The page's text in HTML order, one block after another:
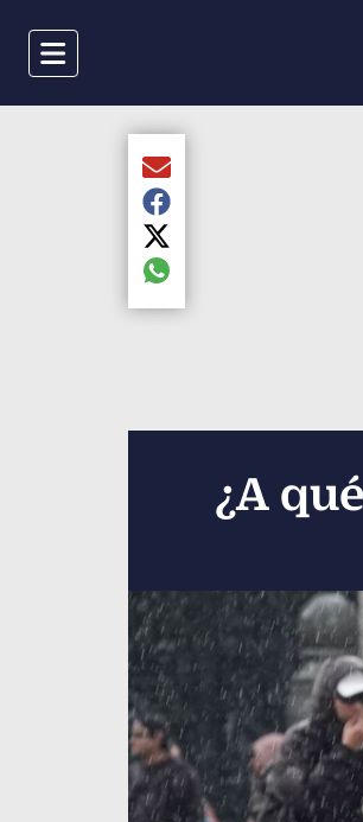
Menu
¿A
Compartir el artículo
Compartir el artículo
Compartir el artículo
Compartir el artículo